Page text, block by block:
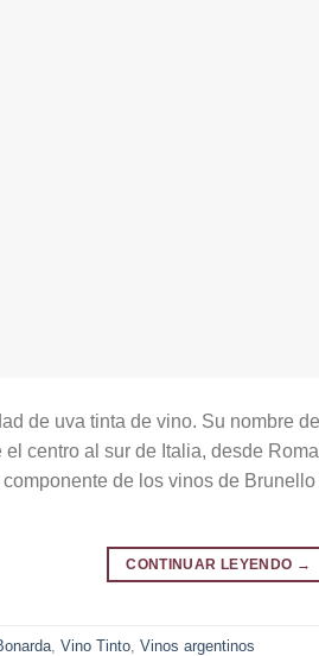
de uva tinta de vino. Su nombre
centro al sur de Italia, desde
de los vinos de
CONTINUAR LEYENDO →
Vino Tinto Vinos argentinos